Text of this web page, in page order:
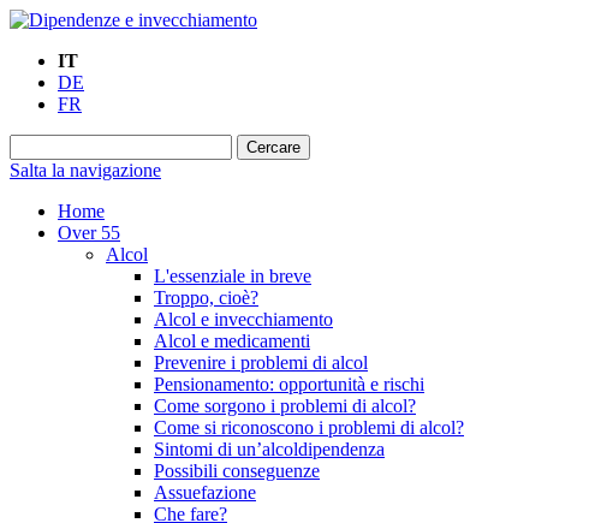
IT
DE
FR
Salta la navigazione
Home
Over 55
Alcol
L'essenziale in breve
Troppo, cioè?
Alcol e invecchiamento
Alcol e medicamenti
Prevenire i problemi di alcol
Pensionamento: opportunità e rischi
Come sorgono i problemi di alcol?
Come si riconoscono i problemi di alcol?
Sintomi di un’alcoldipendenza
Possibili conseguenze
Assuefazione
Che fare?